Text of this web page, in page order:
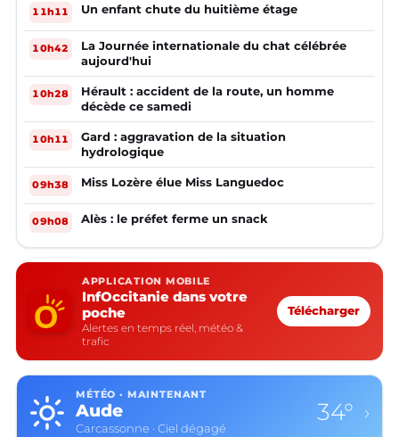
11h11 Un enfant chute du huitième étage
10h42
La Journée internationale du chat célébrée
aujourd'hui
10h28
Hérault : accident de la route, un homme
décède ce samedi
10h11
Gard : aggravation de la situation
hydrologique
09h38 Miss Lozère élue Miss Languedoc
09h08 Alès : le préfet ferme un snack
APPLICATION MOBILE
InfOccitanie dans votre
poche
Alertes en temps réel, météo &
trafic
Télécharger
MÉTÉO · MAINTENANT
Aude
Carcassonne · Ciel dégagé
34° ›